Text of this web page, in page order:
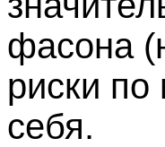
фасона
риски по
себя.